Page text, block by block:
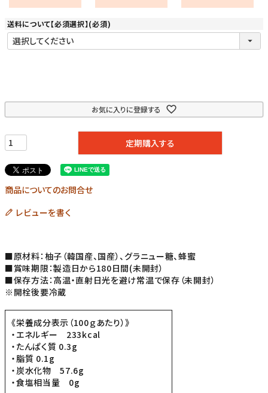
送料について【必須選択】(必須)
お気に入りに登録する
定期購入する
商品についてのお問合せ
レビューを書く
■原材料：柚子（韓国産、国産）、グラニュー糖、蜂蜜
■賞味期限：製造日から180日間(未開封）
■保存方法：高温・直射日光を避け常温で保存（未開封）
※開栓後要冷蔵
《栄養成分表示（100ｇあたり）》
・エネルギー 233kcal
・たんぱく質 0.3g
・脂質 0.1g
・炭水化物 57.6g
・食塩相当量 0g